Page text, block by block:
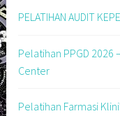
PELATIHAN AUDIT
Pelatihan PPGD 2026
Center
Pelatihan Farmasi